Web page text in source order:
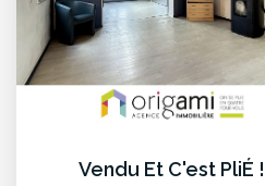
Vendu Et C'est PliÉ !